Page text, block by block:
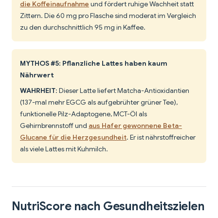
die Koffeinaufnahme und fördert ruhige Wachheit statt
Zittern. Die 60 mg pro Flasche sind moderat im Vergleich
zu den durchschnittlich 95 mg in Kaffee.
MYTHOS #5: Pflanzliche Lattes haben kaum
Nährwert
WAHRHEIT: Dieser Latte liefert Matcha-Antioxidantien
(137-mal mehr EGCG als aufgebrühter grüner Tee),
funktionelle Pilz-Adaptogene, MCT-Öl als
Gehirnbrennstoff und aus Hafer gewonnene Beta-
Glucane für die Herzgesundheit. Er ist nährstoffreicher
als viele Lattes mit Kuhmilch.
NutriScore nach Gesundheitszielen